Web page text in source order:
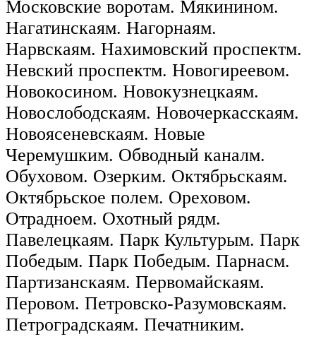
Московские воротам. Мякинином.
Нагатинскаям. Нагорнаям.
Нарвскаям. Нахимовский проспектм.
Невский проспектм. Новогиреевом.
Новокосином. Новокузнецкаям.
Новослободскаям. Новочеркасскаям.
Новоясеневскаям. Новые
Черемушким. Обводный каналм.
Обуховом. Озерким. Октябрьскаям.
Октябрьское полем. Ореховом.
Отрадноем. Охотный рядм.
Павелецкаям. Парк Культурым. Парк
Победым. Парк Победым. Парнасм.
Партизанскаям. Первомайскаям.
Перовом. Петровско-Разумовскаям.
Петроградскаям. Печатниким.